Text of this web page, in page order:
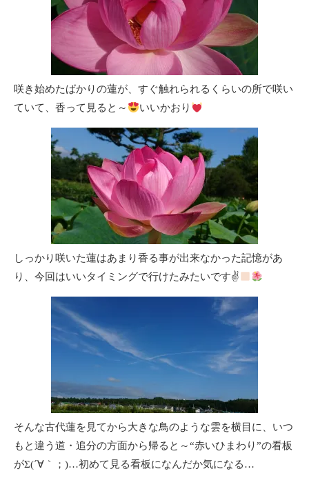
咲き始めたばかりの蓮が、すぐ触れられるくらいの所で咲い
ていて、香って見ると～
いいかおり
しっかり咲いた蓮はあまり香る事が出来なかった記憶があ
り、今回はいいタイミングで行けたみたいです✌
そんな古代蓮を見てから大きな鳥のような雲を横目に、いつ
もと違う道・追分の方面から帰ると～“赤いひまわり”の看板
がΣ(´∀｀；)…初めて見る看板になんだか気になる…